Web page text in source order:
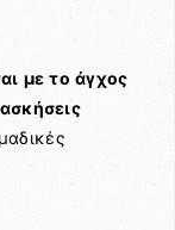
με το άγχος